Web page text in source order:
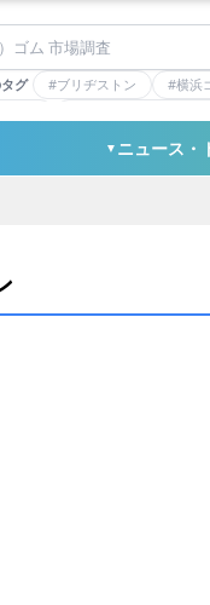
グ #ブリヂストン #横浜
#東ソー
▼ ニュース・